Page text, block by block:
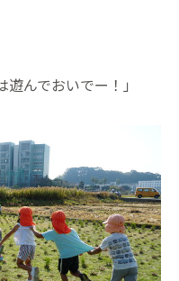
んでおいでー！」